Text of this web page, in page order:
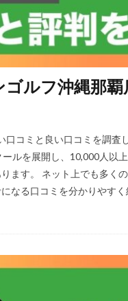
ゴルフ沖縄那
口コミと良い口コミを調
ルを展開し、10,000人以
ます。 ネット上でも多く
なる口コミを分かりやす